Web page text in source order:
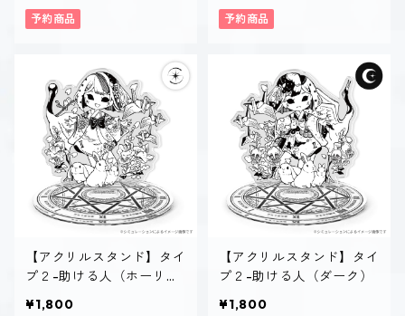
予約商品 予約商品
【アクリルスタンド】タイ
プ２-助ける人（ホーリ
¥1,800
【アクリルスタンド】タイ
プ２-助ける人（ダーク）
¥1,800